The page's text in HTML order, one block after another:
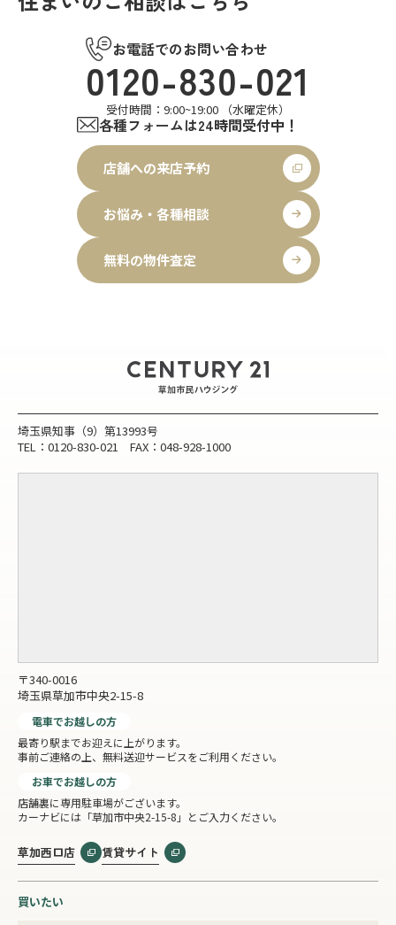
お電話でのお問い合わせ
0120-830-021
受付時間：9:00~19:00 （水曜定休）
各種フォームは24時間受付中！
店舗への来店予約
お悩み・各種相談
無料の物件査定
埼玉県知事（9）第13993号
TEL：0120-830-021 FAX：048-928-1000
〒340-0016
埼玉県草加市中央2-15-8
電車でお越しの方
最寄り駅までお迎えに上がります。
事前ご連絡の上、無料送迎サービスをご利用ください。
お車でお越しの方
店舗裏に専用駐車場がございます。
カーナビには「草加市中央2-15-8」とご入力ください。
草加西口店 賃貸サイト
買いたい